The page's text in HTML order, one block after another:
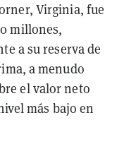
Virginia, fue
millones,
a su reserva de
a menudo
el valor neto
más bajo en